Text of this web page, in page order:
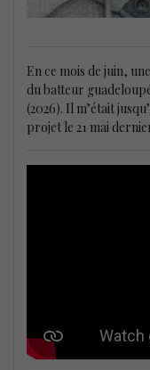
En ce mois de juin,
du batteur
(2026). Il m’était
projet le 21 mai